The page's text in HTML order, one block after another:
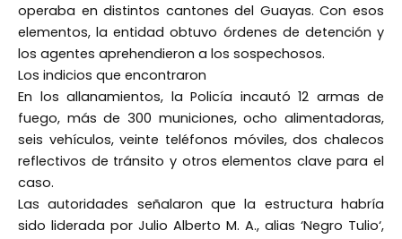
operaba en distintos cantones del Guayas. Con esos
elementos, la entidad obtuvo órdenes de detención y
los agentes aprehendieron a los sospechosos.
Los indicios que encontraron
En los allanamientos, la Policía incautó 12 armas de
fuego, más de 300 municiones, ocho alimentadoras,
seis vehículos, veinte teléfonos móviles, dos chalecos
reflectivos de tránsito y otros elementos clave para el
caso.
Las autoridades señalaron que la estructura habría
sido liderada por Julio Alberto M. A., alias ‘Negro Tulio‘,